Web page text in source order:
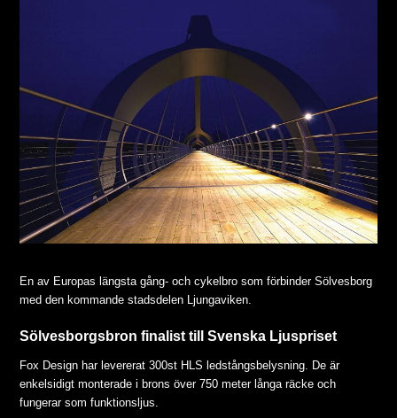
En av Europas längsta gång- och cykelbro som förbinder Sölvesborg
med den kommande stadsdelen Ljungaviken.
Sölvesborgsbron finalist till Svenska Ljuspriset
Fox Design har levererat 300st HLS ledstångsbelysning. De är
enkelsidigt monterade i brons över 750 meter långa räcke och
fungerar som funktionsljus.